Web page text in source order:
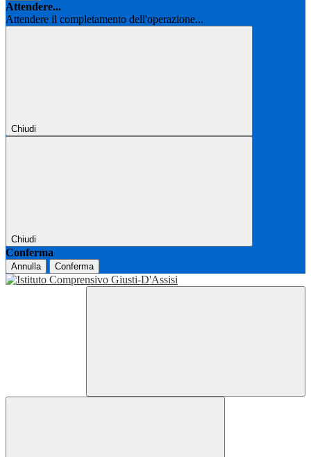
Attendere...
Attendere il completamento dell'operazione...
Chiudi
Chiudi
Conferma
Annulla Conferma